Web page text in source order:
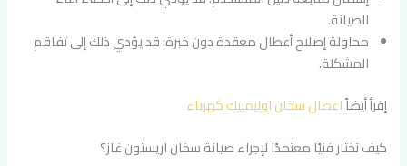
الصيانة.
محاولة إصلاح أعطال معقدة دون خبرة: قد يؤدي ذلك إلى تفاقم
المشكلة.
إقرأ أيضاًاعطال سخان اوليمبيك كهرباء
كيف تختار فنيًا معتمدًا لإجراء صيانة سخان اريستون غاز؟